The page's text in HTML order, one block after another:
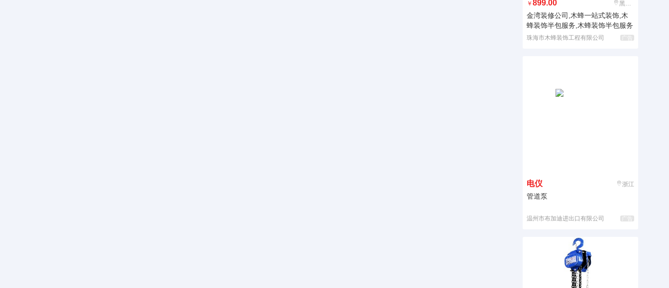
￥ 899.00 黑龙江
金湾装修公司,木蜂一站式装饰,木
蜂装饰半包服务,木蜂装饰半包服务
珠海市木蜂装饰工程有限公司 广告
电仪 浙江
管道泵
温州市布加迪进出口有限公司 广告